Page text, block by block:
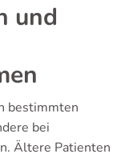
und
bestimmten
bei
Ältere Patienten